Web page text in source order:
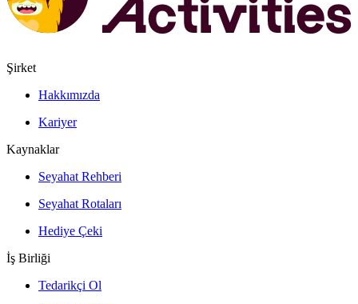
Şirket
Hakkımızda
Kariyer
Kaynaklar
Seyahat Rehberi
Seyahat Rotaları
Hediye Çeki
İş Birliği
Tedarikçi Ol